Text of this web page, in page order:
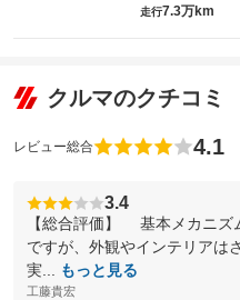
走行7.3万km
クルマのクチコミ
レビュー総合 4.1
3.4
【総合評価】 基本メカニズ
ですが、外観やインテリアは
実...
もっと見る
工藤貴宏